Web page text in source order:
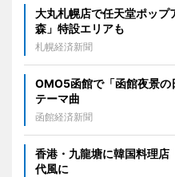
大丸札幌店で任天堂ポッ
森」特設エリアも
札幌経済新聞
OMO5函館で「函館夜景
テーマ曲
函館経済新聞
香港・九龍塘に韓国料理
代風に